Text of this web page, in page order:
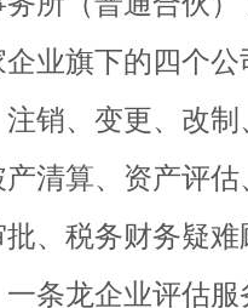
业旗下的四个
销、变更、改
清算、资产评
、税务财务疑
条龙企业评估服